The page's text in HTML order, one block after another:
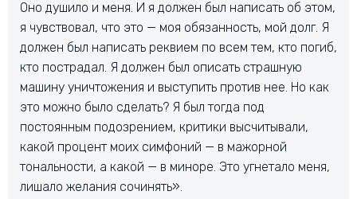
Оно душило и меня. И я должен был написать об этом,
я чувствовал, что это — моя обязанность, мой долг. Я
должен был написать реквием по всем тем, кто погиб,
кто пострадал. Я должен был описать страшную
машину уничтожения и выступить против нее. Но как
это можно было сделать? Я был тогда под
постоянным подозрением, критики высчитывали,
какой процент моих симфоний — в мажорной
тональности, а какой — в миноре. Это угнетало меня,
лишало желания сочинять».